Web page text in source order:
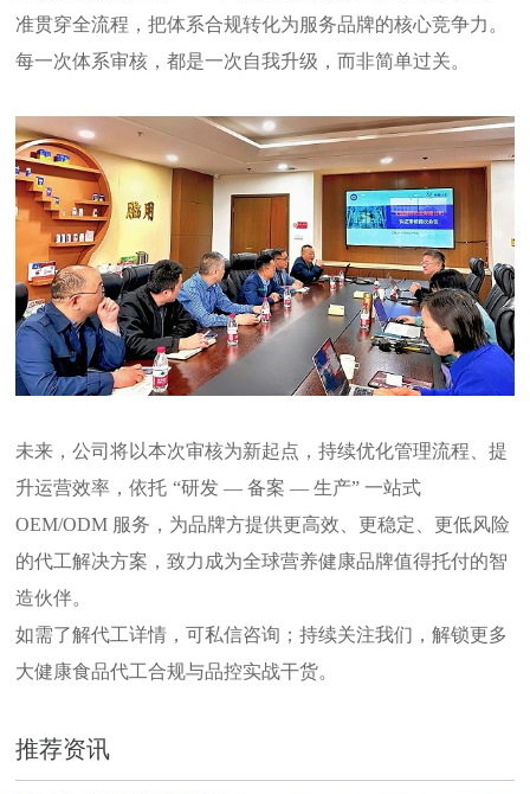
准贯穿全流程，把体系合规转化为服务品牌的核心竞争力。
每一次体系审核，都是一次自我升级，而非简单过关。
未来，公司将以本次审核为新起点，持续优化管理流程、提
升运营效率，依托 “研发 — 备案 — 生产” 一站式
OEM/ODM 服务，为品牌方提供更高效、更稳定、更低风险
的代工解决方案，致力成为全球营养健康品牌值得托付的智
造伙伴。
如需了解代工详情，可私信咨询；持续关注我们，解锁更多
大健康食品代工合规与品控实战干货。
推荐资讯